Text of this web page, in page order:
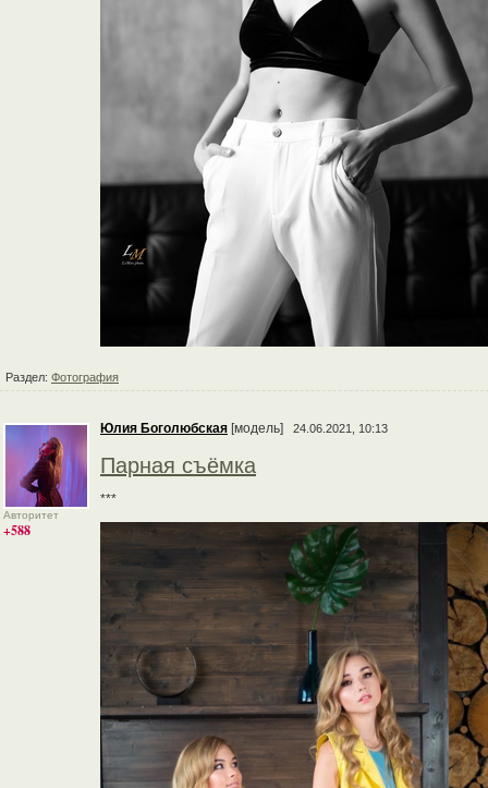
Раздел: Фотография
Авторитет
+588
Юлия Боголюбская [модель] 24.06.2021, 10:13
Парная съёмка
***